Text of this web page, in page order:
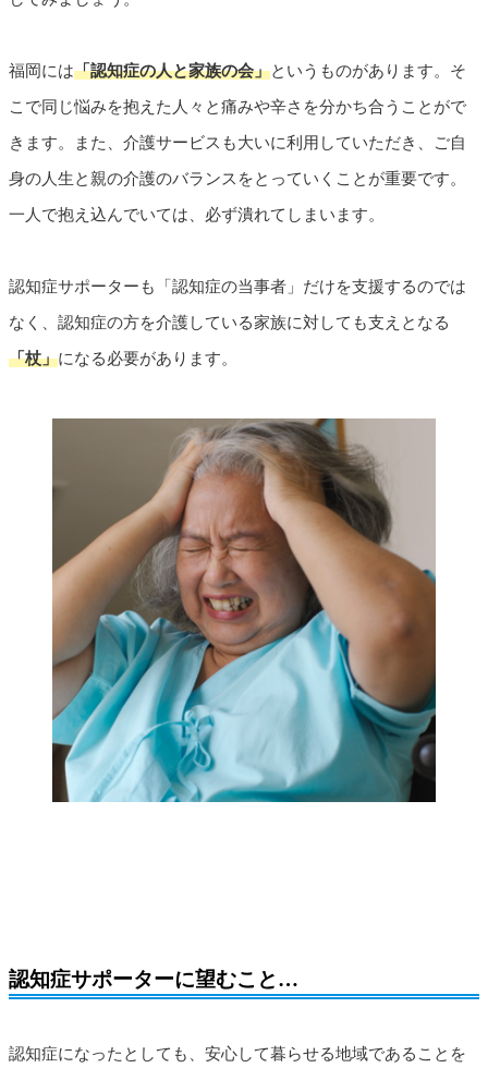
福岡には「認知症の人と家族の会」というものがあります。そ
こで同じ悩みを抱えた人々と痛みや辛さを分かち合うことがで
きます。また、介護サービスも大いに利用していただき、ご自
身の人生と親の介護のバランスをとっていくことが重要です。
一人で抱え込んでいては、必ず潰れてしまいます。
認知症サポーターも「認知症の当事者」だけを支援するのでは
なく、認知症の方を介護している家族に対しても支えとなる
「杖」になる必要があります。
認知症サポーターに望むこと…
認知症になったとしても、安心して暮らせる地域であることを